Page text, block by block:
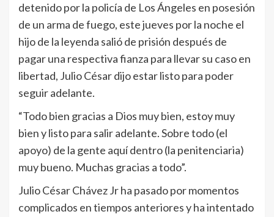
detenido por la policía de Los Ángeles en posesión
de un arma de fuego, este jueves por la noche el
hijo de la leyenda salió de prisión después de
pagar una respectiva fianza para llevar su caso en
libertad, Julio César dijo estar listo para poder
seguir adelante.
“Todo bien gracias a Dios muy bien, estoy muy
bien y listo para salir adelante. Sobre todo (el
apoyo) de la gente aquí dentro (la penitenciaria)
muy bueno. Muchas gracias a todo”.
Julio César Chávez Jr ha pasado por momentos
complicados en tiempos anteriores y ha intentado